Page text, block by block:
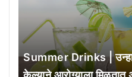
Summer Drinks |